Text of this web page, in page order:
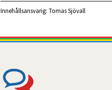
Innehållsansvarig: Tomas Sjövall